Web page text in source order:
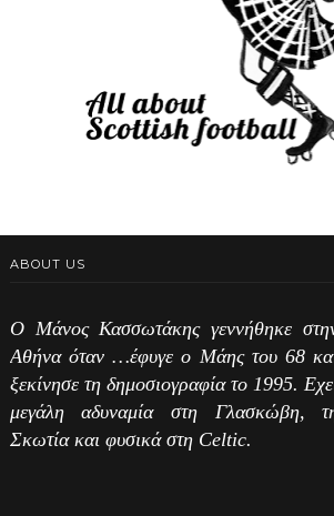
ABOUT US
Ο Μάνος Κασσωτάκης γεννήθηκε
Αθήνα όταν …έφυγε ο Μάης του 68
ξεκίνησε τη δημοσιογραφία το 1995.
μεγάλη αδυναμία στη Γλασκώβη,
Σκωτία και φυσικά στη Celtic.